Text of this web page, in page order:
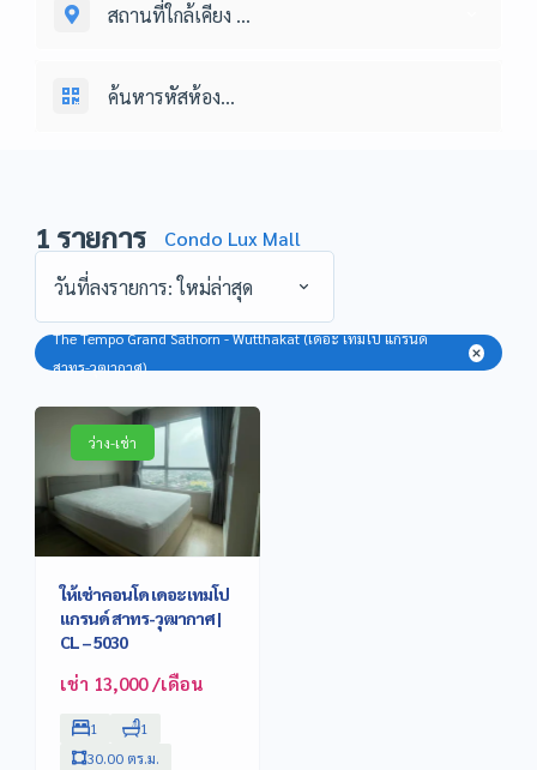
สถานที่ใกล้เคียง ...
1 รายการ
Condo Lux Mall
วันที่ลงรายการ: ใหม่ล่าสุด
The Tempo Grand Sathorn - Wutthakat (เดอะ เทมโป แกรนด์
สาทร-วุฒากาศ)
ว่าง-เช่า
ให้เช่าคอนโด เดอะ เทมโป
แกรนด์ สาทร-วุฒากาศ |
CL – 5030
เช่า 13,000 /เดือน
1
1
30.00 ตร.ม.